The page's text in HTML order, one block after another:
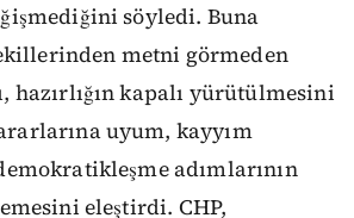
söyledi. Buna
metni görmeden
hazırlığın kapalı yürütülmesini
uyum, kayyım
adımlarının
eleştirdi. CHP,